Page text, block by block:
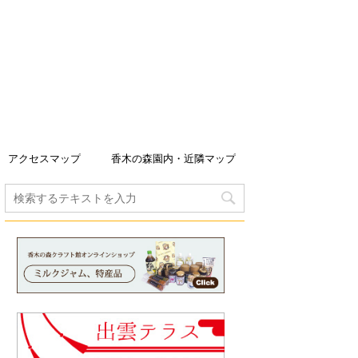
アクセスマップ 香木の森園内・近隣マップ